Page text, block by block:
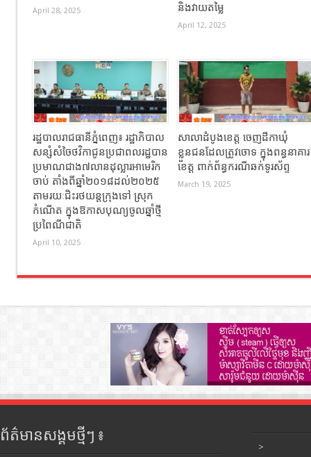
April 28, 2025
និងវាយតម្លៃ
April 12, 2025
រដ្ឋបាលរាជធានីភ្នំពេញ៖ រដ្ឋាភិបាល
សន្សំសំចៃថវិកាជូនប្រជាពលរដ្ឋបាន
ប្រមាណជាង៧លានដុល្លារអាមេរិក
ចាប់ តាំងពីឆ្នាំ២០១៨ដល់២០២៥
តាមរយៈជិះរថយន្ដក្រុងទៅ ស្រុក
កំណើត ក្នុងឱកាសបុណ្យចូលឆ្នាំថ្មី
ប្រពៃណីជាតិ
April 10, 2025
សាលាដំបូងខេត្ត ចេញដីកាឃុំ
ខ្លួនជនដែលត្រូវចោទ ក្នុងពន្ធនាគារ
ខេត្ត ពាក់ព័ន្ធករណីឆក់ទូរស័ព្ទ
March 19, 2025
ព័ត៌មានសង្គមថ្មីៗ ៖
>